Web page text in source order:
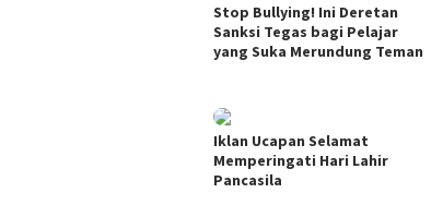
Stop Bullying! Ini Deretan
Sanksi Tegas bagi Pelajar
yang Suka Merundung Teman
Iklan Ucapan Selamat
Memperingati Hari Lahir
Pancasila